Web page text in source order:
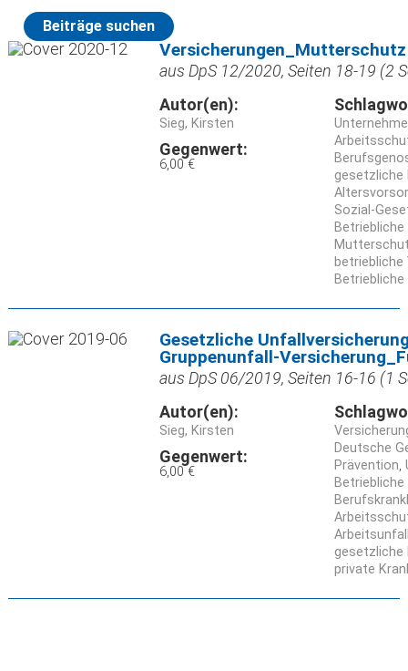
Beiträge suchen
Versicherungen_Mutterschutz
aus DpS 12/2020, Seiten 18-19 (2
Autor(en):
Sieg, Kirsten
Gegenwert:
6,00 €
gesetzliche
Sozial-
Gesetzliche
Gruppenunfall-
aus DpS 06/2019, Seiten 16-16 (1
Autor(en):
Sieg, Kirsten
Gegenwert:
6,00 €
Deutsche
Prävention
gesetzliche
private